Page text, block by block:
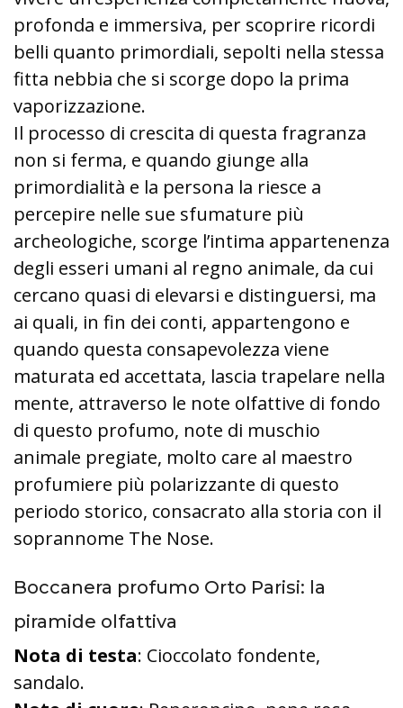
profonda e immersiva, per scoprire ricordi
belli quanto primordiali, sepolti nella stessa
fitta nebbia che si scorge dopo la prima
vaporizzazione.
Il processo di crescita di questa fragranza
non si ferma, e quando giunge alla
primordialità e la persona la riesce a
percepire nelle sue sfumature più
archeologiche, scorge l’intima appartenenza
degli esseri umani al regno animale, da cui
cercano quasi di elevarsi e distinguersi, ma
ai quali, in fin dei conti, appartengono e
quando questa consapevolezza viene
maturata ed accettata, lascia trapelare nella
mente, attraverso le note olfattive di fondo
di questo profumo, note di muschio
animale pregiate, molto care al maestro
profumiere più polarizzante di questo
periodo storico, consacrato alla storia con il
soprannome The Nose.
Boccanera profumo Orto Parisi: la
piramide olfattiva
Nota di testa: Cioccolato fondente,
sandalo.